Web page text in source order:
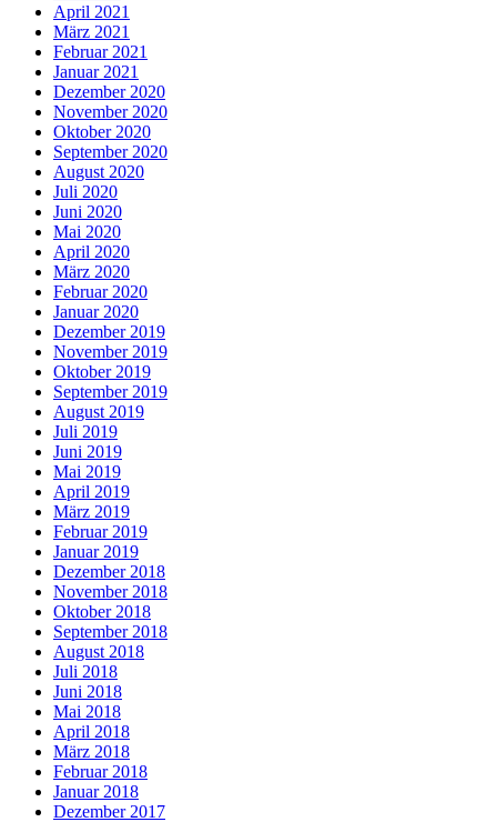
April 2021
März 2021
Februar 2021
Januar 2021
Dezember 2020
November 2020
Oktober 2020
September 2020
August 2020
Juli 2020
Juni 2020
Mai 2020
April 2020
März 2020
Februar 2020
Januar 2020
Dezember 2019
November 2019
Oktober 2019
September 2019
August 2019
Juli 2019
Juni 2019
Mai 2019
April 2019
März 2019
Februar 2019
Januar 2019
Dezember 2018
November 2018
Oktober 2018
September 2018
August 2018
Juli 2018
Juni 2018
Mai 2018
April 2018
März 2018
Februar 2018
Januar 2018
Dezember 2017